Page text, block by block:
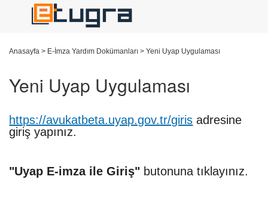
Anasayfa > E-İmza Yardım Dokümanları > Yeni Uyap Uygulaması
Yeni Uyap Uygulaması
https://avukatbeta.uyap.gov.tr/giris adresine
giriş yapınız.
"Uyap E-imza ile Giriş" butonuna tıklayınız.